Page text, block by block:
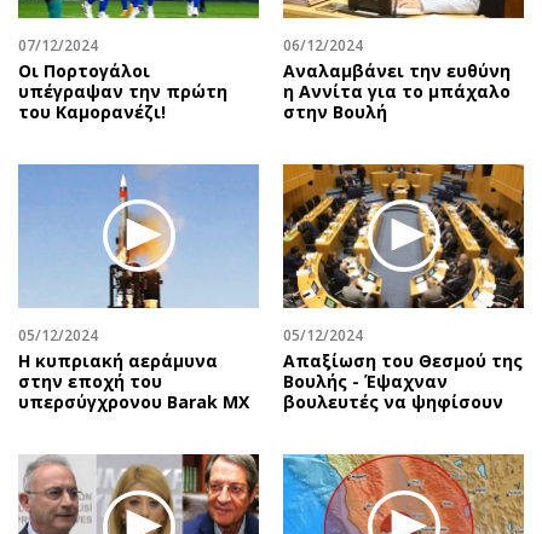
Money Review
AstroBank Properties
Trends
Ενέργεια
Ναυτιλία
Παράξενα
Πολιτισμός
Σινεμά
Θέατρο-Χορός
Εικαστικά
Βιβλίο
Πρόσωπα
Περιβάλλον
Good Life
Γυναίκα
Showbiz
Ταξίδια
Συνταγές
Έξοδος
Media
Εκπομπές
Wine routes
Podcasts
Προσφορές
Προσωπικότητες στην ''Κ''
07/12/2024
Οι Πορτογάλοι
υπέγραψαν την πρώτη
του Καμορανέζι!
06/12/2024
Αναλαμβάνει την ευθύνη
η Αννίτα για το μπάχαλο
στην Βουλή
05/12/2024
Η κυπριακή αεράμυνα
στην εποχή του
υπερσύγχρονου Barak MX
05/12/2024
Απαξίωση του Θεσμού της
Βουλής - Έψαχναν
βουλευτές να ψηφίσουν